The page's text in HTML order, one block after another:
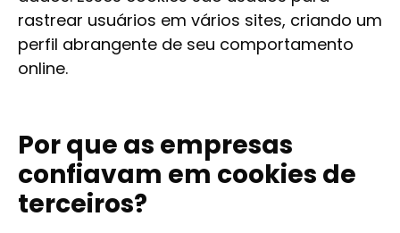
rastrear usuários em vários sites, criando um
perfil abrangente de seu comportamento
online.
Por que as empresas
confiavam em cookies de
terceiros?